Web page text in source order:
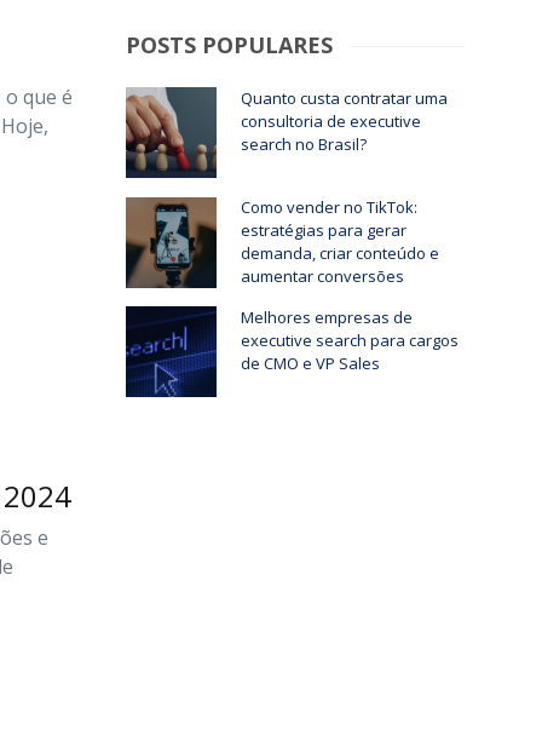
que é
e
POSTS POPULARES
Quanto custa contratar uma
consultoria de executive
search no Brasil?
Como vender no TikTok:
estratégias para gerar
demanda, criar conteúdo e
aumentar conversões
Melhores empresas de
executive search para cargos
de CMO e VP Sales